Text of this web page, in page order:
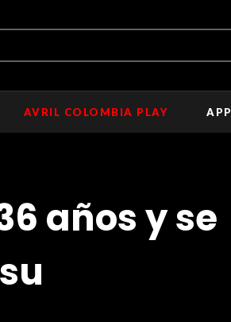
AVRIL COLOMBIA PLAY APP
años y se